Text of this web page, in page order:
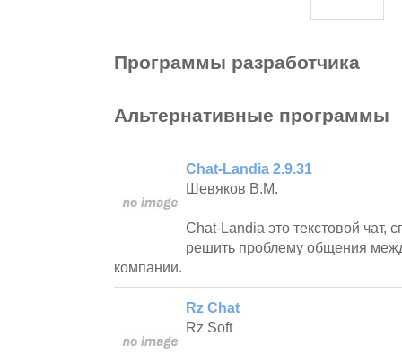
Программы разработчика
Альтернативные программы
Chat-Landia 2.9.31
Шевяков В.М.
Chat-Landia это текстовой чат,
решить проблему общения
компании.
Rz Chat
Rz Soft